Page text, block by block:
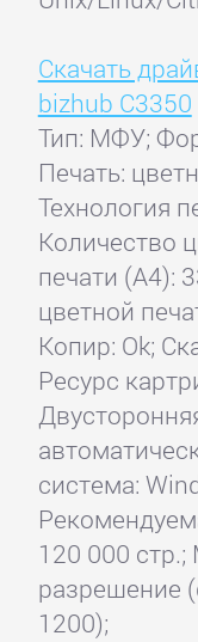
Скачать
bizhub C3350
Тип: МФУ;
Печать:
Технология
Количество
печати (А4):
цветной
Копир: Ok;
Ресурс
система:
120 000
разрешение
1200);